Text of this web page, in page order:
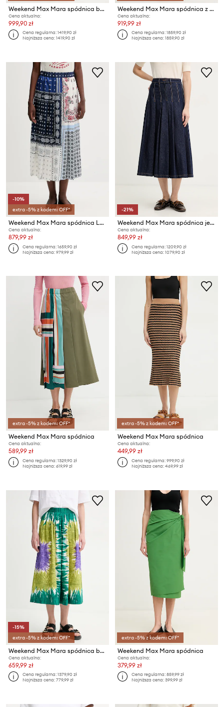
Weekend Max Mara spódnica bawełniana CARAVAN
Cena aktualna:
999,90 zł
Cena regularna:1419,90 zł
Najniższa cena:1419,90 zł
Weekend Max Mara spódnica z dodatkiem wełny FANALE
Cena aktualna:
919,99 zł
Cena regularna:1859,90 zł
Najniższa cena:1859,90 zł
-10%
extra -5% z kodem: OFF*
Weekend Max Mara spódnica LUNA
Cena aktualna:
879,99 zł
Cena regularna:1659,90 zł
Najniższa cena:979,99 zł
-21%
Weekend Max Mara spódnica jeansowa OVALE
Cena aktualna:
849,99 zł
Cena regularna:1209,90 zł
Najniższa cena:1079,90 zł
extra -5% z kodem: OFF*
Weekend Max Mara spódnica
Cena aktualna:
589,99 zł
Cena regularna:1329,90 zł
Najniższa cena:619,99 zł
extra -5% z kodem: OFF*
Weekend Max Mara spódnica
Cena aktualna:
449,99 zł
Cena regularna:999,90 zł
Najniższa cena:469,99 zł
-15%
extra -5% z kodem: OFF*
Weekend Max Mara spódnica bawełniana
Cena aktualna:
659,99 zł
Cena regularna:1379,90 zł
Najniższa cena:779,99 zł
extra -5% z kodem: OFF*
Weekend Max Mara spódnica
Cena aktualna:
379,99 zł
Cena regularna:859,99 zł
Najniższa cena:399,99 zł